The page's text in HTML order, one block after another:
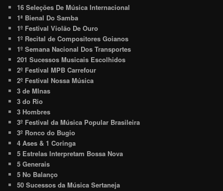
16 Seleções De Música Internacional
1ª Bienal Do Samba
1º Festival Violão De Ouro
1º Recital de Compositores Goianos
1º Semana Nacional Dos Transportes
201 Sucessos Musicais Escolhidos
2º Festival MPB Carrefour
2º Festival Nossa Música
3 de MInas
3 do Rio
3 Hombres
3º Festival da Música Popular Brasileira
3º Ronco do Bugio
4 Ases & 1 Coringa
5 Estrelas Interpretam Bossa Nova
5 Generais
5 No Balanço
50 Sucessos da Música Sertaneja